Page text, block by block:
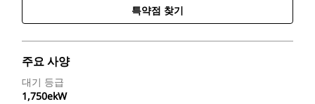
특약점 찾기
주요 사양
대기 등급
1,750ekW